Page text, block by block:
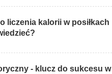
liczenia kalorii w posiłkach
- klucz do sukcesu w